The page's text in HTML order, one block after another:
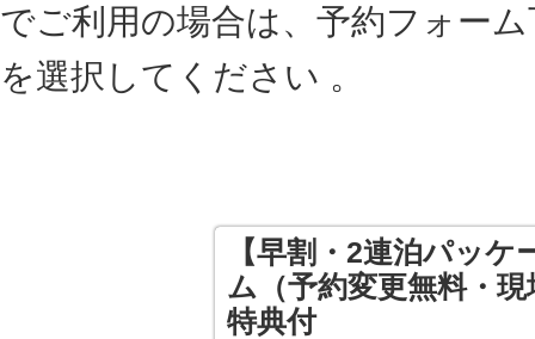
でご利用の場合は、予約フォー
を選択してください 。
【早割・2連泊パッ
ム（予約変更無料・
特典付